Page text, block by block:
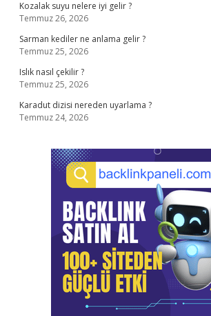
Kozalak suyu nelere iyi gelir ?
Temmuz 26, 2026
Sarman kediler ne anlama gelir ?
Temmuz 25, 2026
Islık nasıl çekilir ?
Temmuz 25, 2026
Karadut dizisi nereden uyarlama ?
Temmuz 24, 2026